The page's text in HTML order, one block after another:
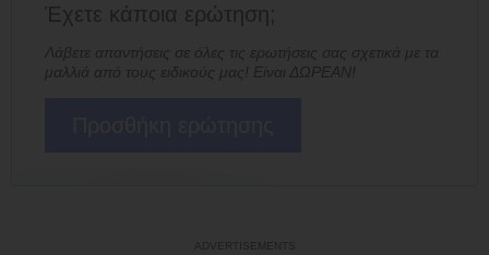
Έχετε κάποια ερώτηση;
Λάβετε απαντήσεις σε όλες τις ερωτήσεις σας σχετικά με τα
μαλλιά από τους ειδικούς μας! Είναι ΔΩΡΕΑΝ!